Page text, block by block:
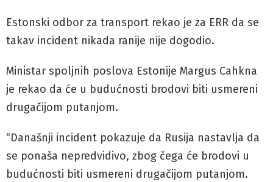
Estonski odbor za transport rekao je za ERR da se
takav incident nikada ranije nije dogodio.
Ministar spoljnih poslova Estonije Margus Cahkna
je rekao da će u budućnosti brodovi biti usmereni
drugačijom putanjom.
“Današnji incident pokazuje da Rusija nastavlja da
se ponaša nepredvidivo, zbog čega će brodovi u
budućnosti biti usmereni drugačijom putanjom.